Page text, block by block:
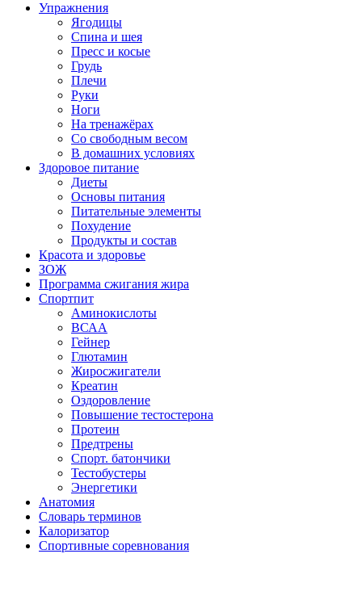
Упражнения
Ягодицы
Спина и шея
Пресс и косые
Грудь
Плечи
Руки
Ноги
На тренажёрах
Со свободным весом
В домашних условиях
Здоровое питание
Диеты
Основы питания
Питательные элементы
Похудение
Продукты и состав
Красота и здоровье
ЗОЖ
Программа сжигания жира
Спортпит
Аминокислоты
ВСАА
Гейнер
Глютамин
Жиросжигатели
Креатин
Оздоровление
Повышение тестостерона
Протеин
Предтрены
Спорт. батончики
Тестобустеры
Энергетики
Анатомия
Словарь терминов
Калоризатор
Спортивные соревнования